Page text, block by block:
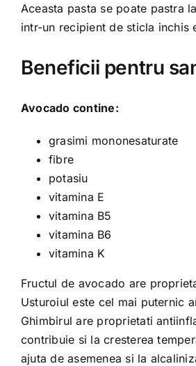
Aceasta pasta se poate pastra
intr-un recipient de sticla inchis
Beneficii pentru
Avocado contine:
grasimi mononesaturate
fibre
potasiu
vitamina E
vitamina B5
vitamina B6
vitamina K
Fructul de avocado are
Usturoiul este cel mai puternic
Ghimbirul are proprietati
contribuie si la cresterea
ajuta de asemenea si la